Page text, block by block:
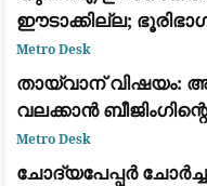
ഈടാക്കില്ല;
വ്യാപാരികൾക്കും
കേന്ദ്ര സർക്കാർ
Metro Desk
തായ്‌വാന് വിഷയം:
വലക്കാൻ
കില്ലർ’ മിസൈലുകൾ
Metro Desk
ചോദ്യപേപ്പർ